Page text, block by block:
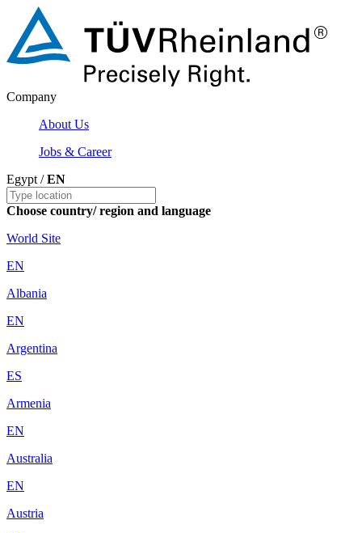
Company
About Us
Jobs & Career
Egypt /EN
Choose country/ region and language
World Site
EN
Albania
EN
Argentina
ES
Armenia
EN
Australia
EN
Austria